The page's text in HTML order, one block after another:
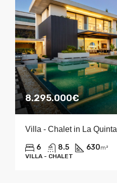
8.295.000€
Villa - Chalet in La Quinta
6 8.5 630m²
VILLA - CHALET